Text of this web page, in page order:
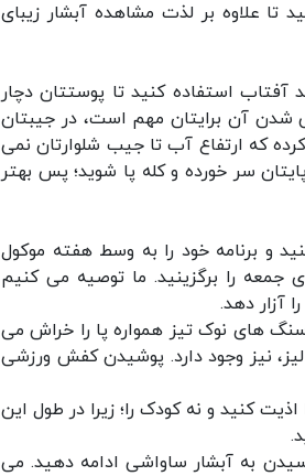
تا علاوه بر لذت مشاهده آبشار زیبای
استفاده کنید تا پوستتان دچار
شدن آن برایتان مهم است، در جیبتان
که ارتفاع آب تا جیب شلوارتان نمی
سر خورده و کله پا شوید؛ پس بهتر
و برنامه خود را به وسط هفته موکول
جمعه را برگزینید. ما توصیه می کنیم
آزار دهد.
های نوک تیز همواره پا را خراش می
نیز وجود دارد. پوشیدن کفش ورزشی
اذیت کنید و نه کودک را؛ زیرا در طول این
به آبشار ساواشی ادامه دهید. می